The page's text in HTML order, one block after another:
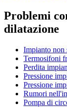
Problemi
dilatazione
Impianto non
Termosifoni
Perdita
Pressione
Pressione
Rumori
Pompa di